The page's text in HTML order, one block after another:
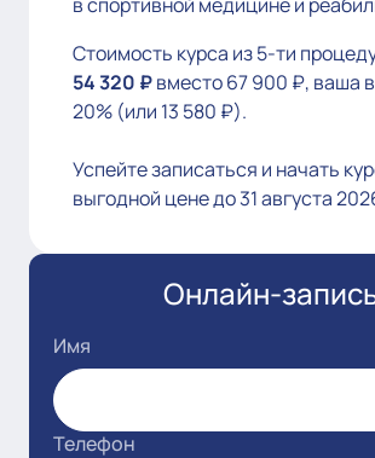
Онлайн-
Имя
Телефон
Стоимость курса из 5-ти
54 320 ₽вместо 67 900 ₽, ваша
20% (или 13 580 ₽).
Успейте записаться и начать
выгодной цене до 31 августа